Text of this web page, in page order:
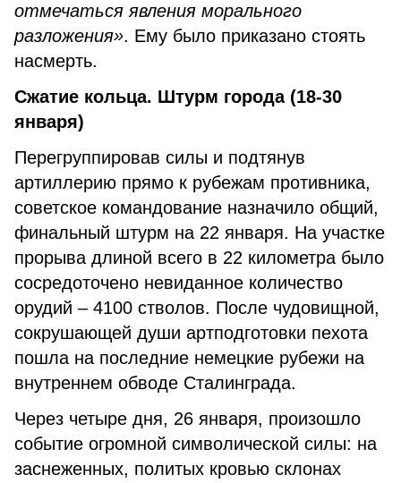
отмечаться явления морального
разложения». Ему было приказано стоять
насмерть.
Сжатие кольца. Штурм города (18-30
января)
Перегруппировав силы и подтянув
артиллерию прямо к рубежам противника,
советское командование назначило общий,
финальный штурм на 22 января. На участке
прорыва длиной всего в 22 километра было
сосредоточено невиданное количество
орудий – 4100 стволов. После чудовищной,
сокрушающей души артподготовки пехота
пошла на последние немецкие рубежи на
внутреннем обводе Сталинграда.
Через четыре дня, 26 января, произошло
событие огромной символической силы: на
заснеженных, политых кровью склонах